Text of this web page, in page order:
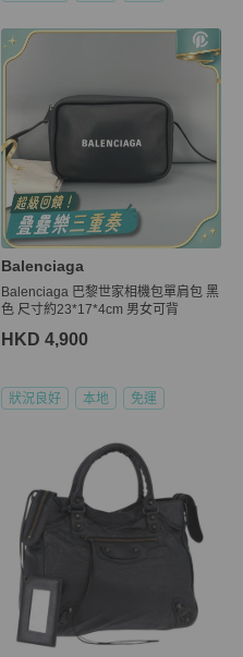
Balenciaga
Balenciaga 巴黎世家相機包單肩包 黑
色 尺寸約23*17*4cm 男女可背
HKD 4,900
狀況良好 本地 免運